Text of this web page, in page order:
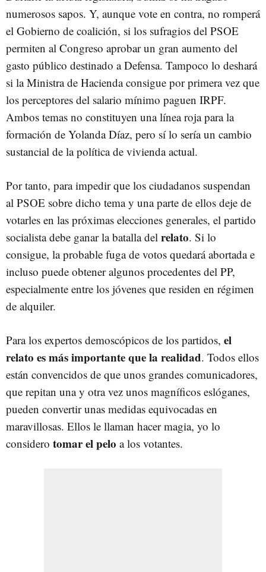
numerosos sapos. Y, aunque vote en contra, no romperá
el Gobierno de coalición, si los sufragios del PSOE
permiten al Congreso aprobar un gran aumento del
gasto público destinado a Defensa. Tampoco lo deshará
si la Ministra de Hacienda consigue por primera vez que
los perceptores del salario mínimo paguen IRPF.
Ambos temas no constituyen una línea roja para la
formación de Yolanda Díaz, pero sí lo sería un cambio
sustancial de la política de vivienda actual.
Por tanto, para impedir que los ciudadanos suspendan
al PSOE sobre dicho tema y una parte de ellos deje de
votarles en las próximas elecciones generales, el partido
socialista debe ganar la batalla del relato. Si lo
consigue, la probable fuga de votos quedará abortada e
incluso puede obtener algunos procedentes del PP,
especialmente entre los jóvenes que residen en régimen
de alquiler.
Para los expertos demoscópicos de los partidos, el
relato es más importante que la realidad. Todos ellos
están convencidos de que unos grandes comunicadores,
que repitan una y otra vez unos magníficos eslóganes,
pueden convertir unas medidas equivocadas en
maravillosas. Ellos le llaman hacer magia, yo lo
considero tomar el pelo a los votantes.